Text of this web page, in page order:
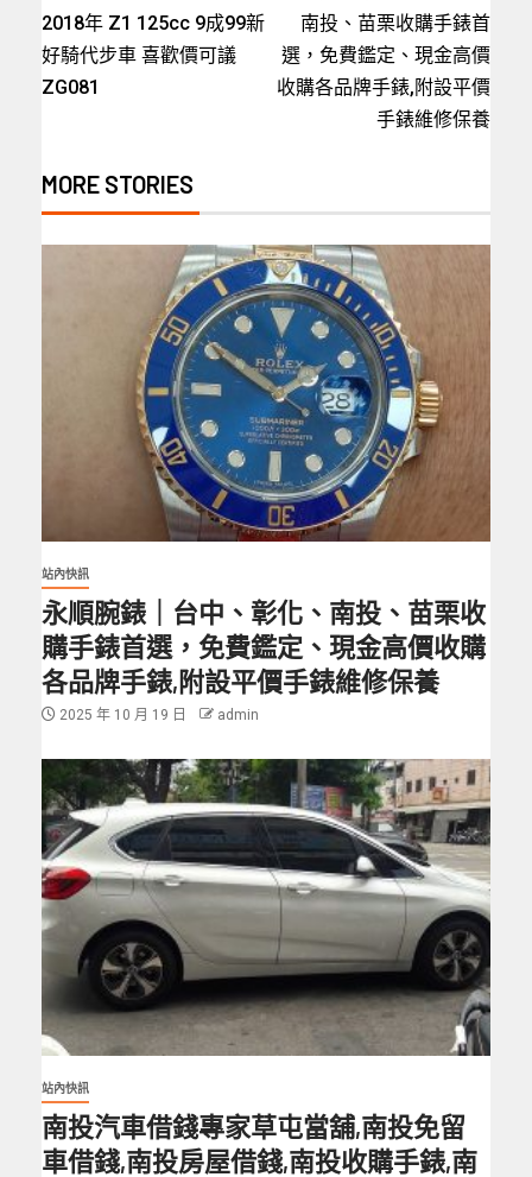
2018年 Z1 125cc 9成99新
好騎代步車 喜歡價可議
ZG081
南投、苗栗收購手錶首
選，免費鑑定、現金高價
收購各品牌手錶,附設平價
手錶維修保養
MORE STORIES
站內快訊
永順腕錶｜台中、彰化、南投、苗栗收
購手錶首選，免費鑑定、現金高價收購
各品牌手錶,附設平價手錶維修保養
2025 年 10 月 19 日 admin
站內快訊
南投汽車借錢專家草屯當舖,南投免留
車借錢,南投房屋借錢,南投收購手錶,南